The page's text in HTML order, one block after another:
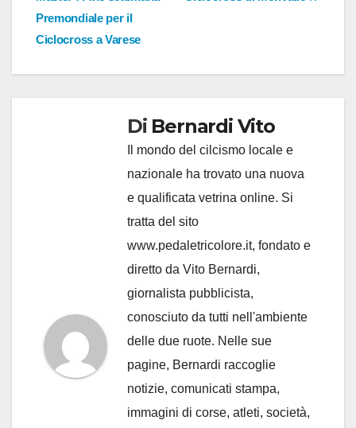
Premondiale per il
Ciclocross a Varese
Di Bernardi Vito
Il mondo del cilcismo locale e
nazionale ha trovato una nuova
e qualificata vetrina online. Si
tratta del sito
www.pedaletricolore.it, fondato e
diretto da Vito Bernardi,
giornalista pubblicista,
conosciuto da tutti nell'ambiente
delle due ruote. Nelle sue
pagine, Bernardi raccoglie
notizie, comunicati stampa,
immagini di corse, atleti, società,